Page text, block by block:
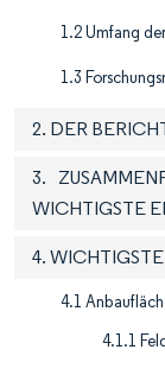
1.2 Umfang
1.3
2. DER
3.
WICHTIGSTE
4.
4.1
4.1.1